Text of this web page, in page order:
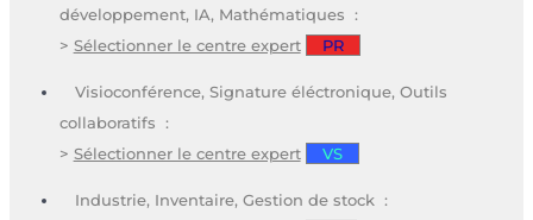
développement, IA, Mathématiques :
> Sélectionner le centre expert PR
Visioconférence, Signature éléctronique, Outils
collaboratifs :
> Sélectionner le centre expert VS
Industrie, Inventaire, Gestion de stock :